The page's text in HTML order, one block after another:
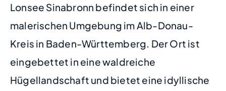
Lonsee Sinabronn befindet sich in einer
malerischen Umgebung im Alb-Donau-
Kreis in Baden-Württemberg. Der Ort ist
eingebettet in eine waldreiche
Hügellandschaft und bietet eine idyllische